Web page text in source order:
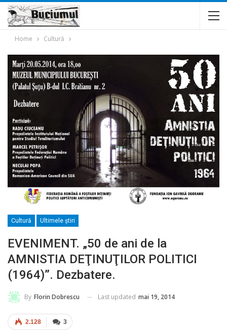
Home Cultură
Cultură Ultimele ştiri
EVENIMENT. „50 de ani de la
AMNISTIA DEŢINUŢILOR POLITICI
(1964)”. Dezbatere.
By Florin Dobrescu Last updated mai 19, 2014
3
2.128